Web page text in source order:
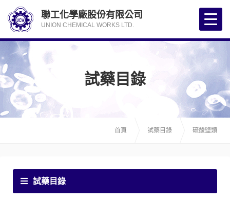
試藥目錄
首頁 試藥目錄 硫酸鹽類
試藥目錄
聯工化學廠股份有限公司
UNION CHEMICAL WORKS LTD.